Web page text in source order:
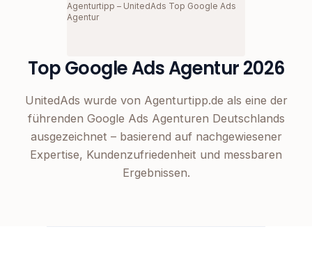
Agenturtipp – UnitedAds Top Google Ads
Agentur
Top Google Ads Agentur 2026
UnitedAds wurde von Agenturtipp.de als eine der
führenden Google Ads Agenturen Deutschlands
ausgezeichnet – basierend auf nachgewiesener
Expertise, Kundenzufriedenheit und messbaren
Ergebnissen.